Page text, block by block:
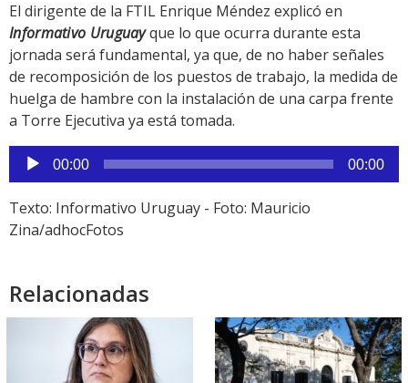
El dirigente de la FTIL Enrique Méndez explicó en
Informativo Uruguayque lo que ocurra durante esta
jornada será fundamental, ya que, de no haber señales
de recomposición de los puestos de trabajo, la medida de
huelga de hambre con la instalación de una carpa frente
a Torre Ejecutiva ya está tomada.
Reproductor
de
audio
00:00 00:00
Texto: Informativo Uruguay - Foto: Mauricio
Zina/adhocFotos
Relacionadas